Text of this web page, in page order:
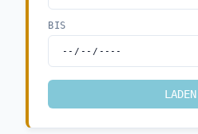
BIS
LADEN